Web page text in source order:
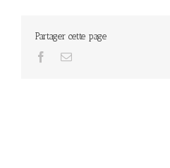
Partager cette page